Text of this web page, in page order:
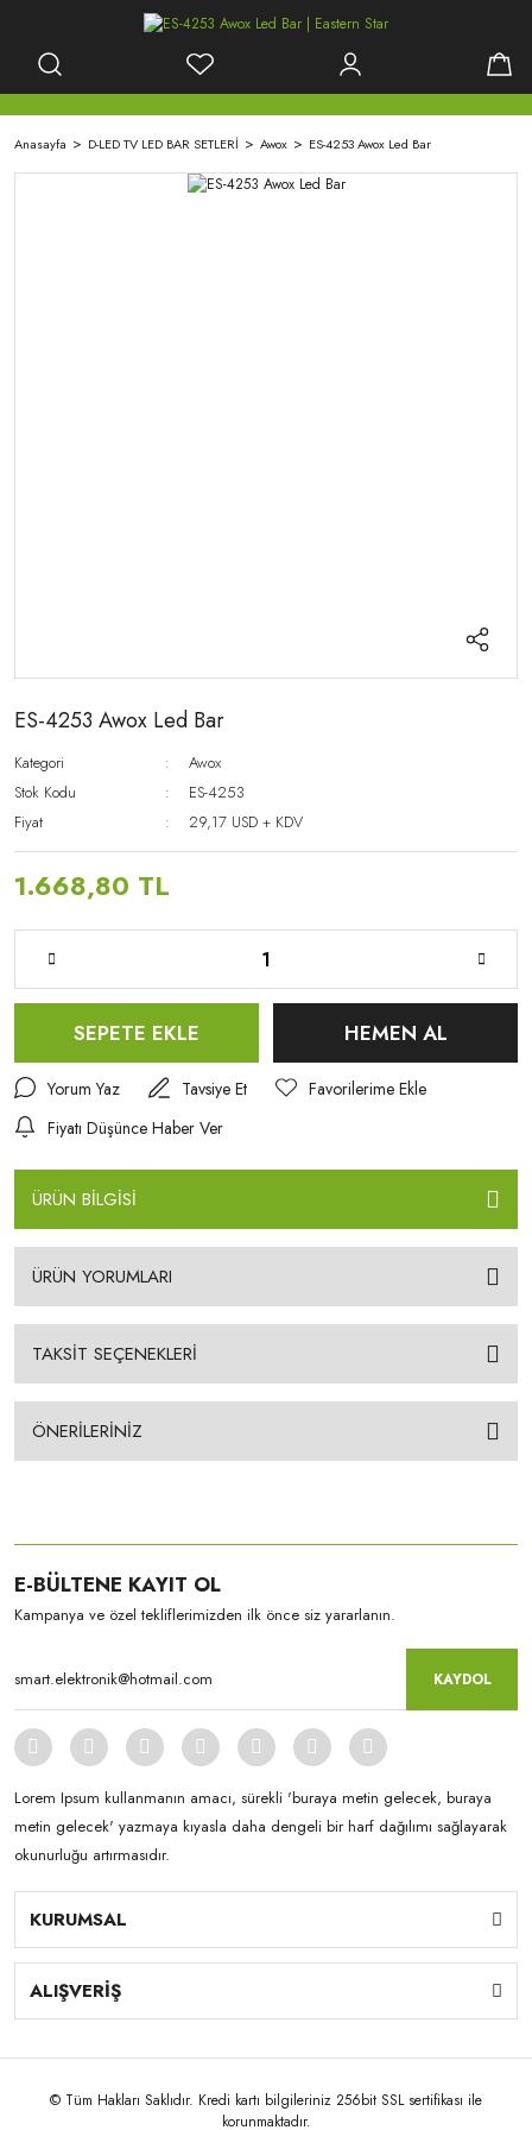
Anasayfa D-LED TV LED BAR SETLERİ Awox ES-4253 Awox Led Bar
ES-4253 Awox Led Bar
Kategori
Awox
Stok Kodu
ES-4253
Fiyat
29,17 USD + KDV
1.668,80 TL
SEPETE EKLE HEMEN AL
Yorum Yaz
Tavsiye Et
Fiyatı Düşünce Haber Ver
ÜRÜN BİLGİSİ
ÜRÜN YORUMLARI
TAKSİT SEÇENEKLERİ
ÖNERİLERİNİZ
E-BÜLTENE KAYIT OL
Kampanya ve özel tekliflerimizden ilk önce siz yararlanın.
KAYDOL
Lorem Ipsum kullanmanın amacı, sürekli 'buraya metin gelecek, buraya
metin gelecek' yazmaya kıyasla daha dengeli bir harf dağılımı sağlayarak
okunurluğu artırmasıdır.
KURUMSAL
ALIŞVERİŞ
© Tüm Hakları Saklıdır. Kredi kartı bilgileriniz 256bit SSL sertifikası ile
korunmaktadır.